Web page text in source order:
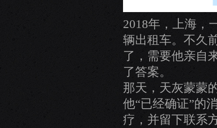
2018年，上海，
辆出租车。不久
了，需要他亲自
了答案。
那天，天灰蒙蒙
他“已经确证”的
疗，并留下联系